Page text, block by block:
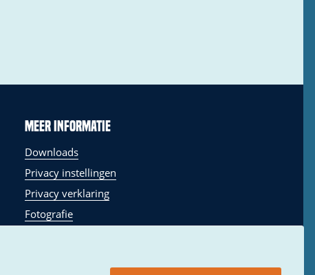
Meer informatie
Downloads
Privacy instellingen
Privacy verklaring
Fotografie